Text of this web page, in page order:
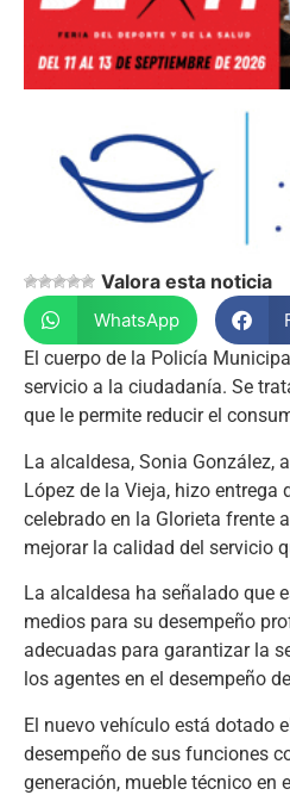
Valora esta noticia
WhatsApp
El cuerpo de la Policía
servicio a la ciudadanía. Se
que le permite reducir el
La alcaldesa, Sonia González,
López de la Vieja, hizo entrega
celebrado en la Glorieta frente
mejorar la calidad del servicio
La alcaldesa ha señalado que
medios para su desempeño
adecuadas para garantizar la
los agentes en el desempeño
El nuevo vehículo está dotado
desempeño de sus funciones
generación, mueble técnico en